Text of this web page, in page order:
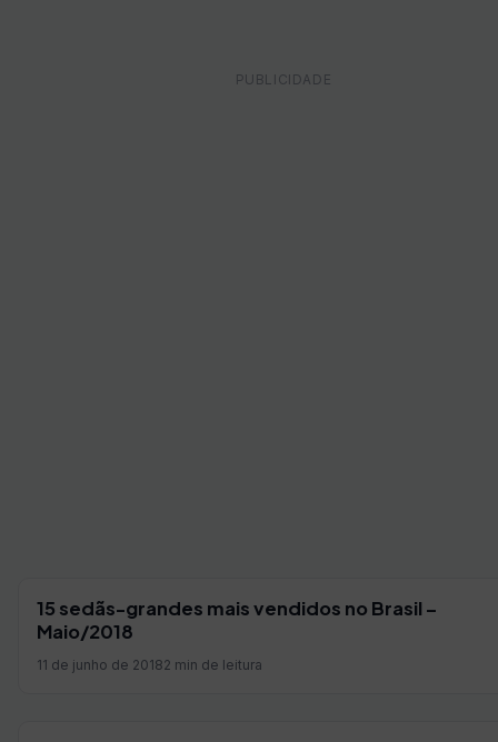
15 sedãs-grandes mais vendidos no Brasil –
Maio/2018
11 de junho de 20182 min de leitura